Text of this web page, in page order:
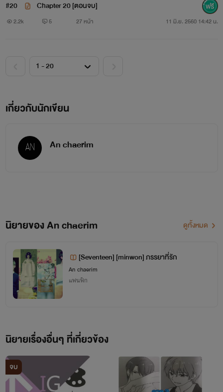
#20 Chapter 20 [ตอนจบ]
2.2k 5 27 หน้า 11 มิ.ย. 2560 14:42 น.
เกี่ยวกับนักเขียน
An chaerim
นิยายของ An chaerim ดูทั้งหมด
[Seventeen] [minwon] ภรรยาที่รัก
An chaerim
แฟนฟิก
นิยายเรื่องอื่นๆ ที่เกี่ยวข้อง
จบ